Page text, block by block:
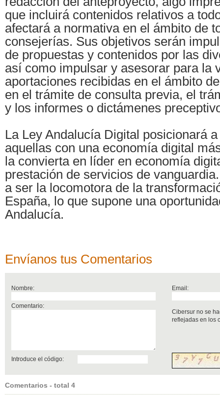
que incluirá contenidos relativos a
afectará a normativa en el ámbito de
consejerías. Sus objetivos serán
de propuestas y contenidos por las
así como impulsar y asesorar para la
aportaciones recibidas en el ámbito
en el trámite de consulta previa, el
y los informes o dictámenes
La Ley Andalucía Digital posicionará
aquellas con una economía digital
la convierta en líder en economía
prestación de servicios de
a ser la locomotora de la
España, lo que supone una
Andalucía.
Envíanos tus Comentarios
Nombre: Email:
Comentario:
Cibersur no se
reflejadas en los
Introduce el código:
Comentarios - total 4